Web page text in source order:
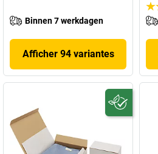
Binnen 7 werkdagen
Afficher 94 variantes